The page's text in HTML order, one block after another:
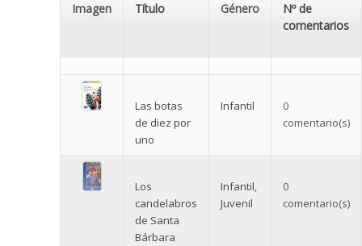
Imagen Título Género
Nº de
comentarios
Las botas
de diez por
uno
Infantil
0
comentario(s)
Los
candelabros
de Santa
Bárbara
Infantil,
Juvenil
0
comentario(s)